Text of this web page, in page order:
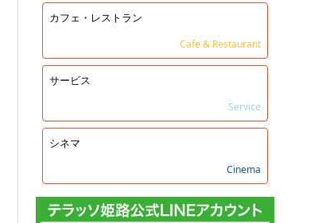
カフェ・レストラン
Cafe & Restaurant
サービス
Service
シネマ
Cinema